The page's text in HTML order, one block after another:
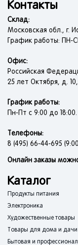
Контакты
Склад:
Московская обл., г.
График работы: ПН-
Офис:
Российская
25 лет Октября, д. 10,
График работы:
Пн-Пт с 9:00 до 18:00.
Телефоны:
8 (495) 66-44-695
Онлайн заказы
Каталог
Продукты питания
Электроника
Художественные товары
Товары для дома и дачи
Бытовая и